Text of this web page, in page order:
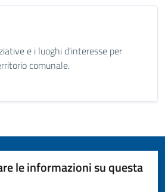
e i luoghi d'interesse per
comunale.
le informazioni su questa